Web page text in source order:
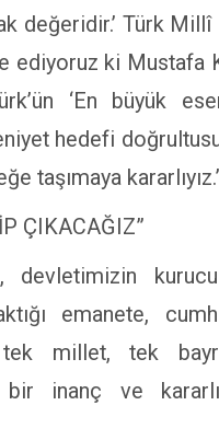
değeridir.’ Türk
ediyoruz ki Mustafa
‘En büyük
hedefi
taşımaya
ÇIKACAĞIZ”
devletimizin
emanete,
millet, tek
bir inanç ve